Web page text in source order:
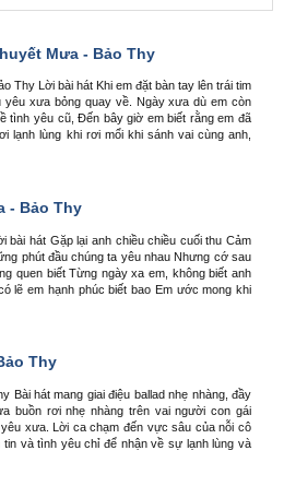
Mưa - Bảo Thy
Thy Lời bài hát Khi em đặt bàn tay lên trái tim
yêu xưa bỏng quay về. Ngày xưa dù em còn
tình yêu cũ, Đến bây giờ em biết rằng em đã
lạnh lùng khi rơi mổi khi sánh vai cùng anh,
- Bảo Thy
bài hát Gặp lại anh chiều chiều cuối thu Cảm
phút đầu chúng ta yêu nhau Nhưng cớ sau
quen biết Từng ngày xa em, không biết anh
lẽ em hạnh phúc biết bao Em ước mong khi
Thy
Bài hát mang giai điệu ballad nhẹ nhàng, đầy
buồn rơi nhẹ nhàng trên vai người con gái
xưa. Lời ca chạm đến vực sâu của nỗi cô
và tình yêu chỉ để nhận về sự lạnh lùng và